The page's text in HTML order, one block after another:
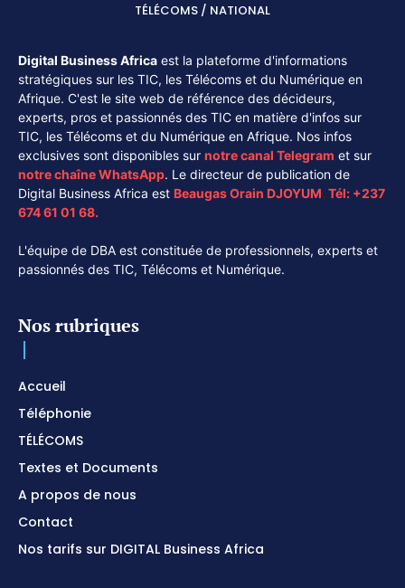
TÉLÉCOMS / NATIONAL
Digital Business Africa est la plateforme d'informations
stratégiques sur les TIC, les Télécoms et du Numérique en
Afrique. C'est le site web de référence des décideurs,
experts, pros et passionnés des TIC en matière d'infos sur
TIC, les Télécoms et du Numérique en Afrique. Nos infos
exclusives sont disponibles sur notre canal Telegram et sur
notre chaîneWhatsApp. Le directeur de publication de
Digital Business Africa est Beaugas Orain DJOYUM. Tél: +237
674 61 01 68.
L'équipe de DBA est constituée de professionnels, experts et
passionnés des TIC, Télécoms et Numérique.
Nos rubriques
Accueil
Téléphonie
TÉLÉCOMS
Textes et Documents
A propos de nous
Contact
Nos tarifs sur DIGITAL Business Africa